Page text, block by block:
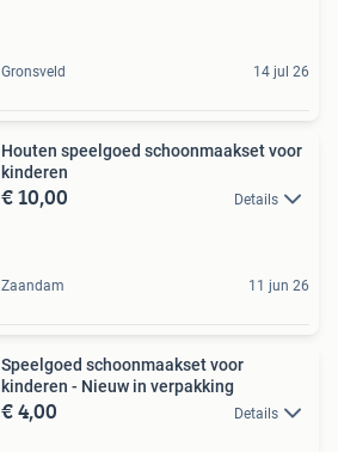
Gronsveld 14 jul 26
Houten speelgoed schoonmaakset voor
kinderen
€ 10,00 Details
Zaandam 11 jun 26
Speelgoed schoonmaakset voor
kinderen - Nieuw in verpakking
€ 4,00 Details